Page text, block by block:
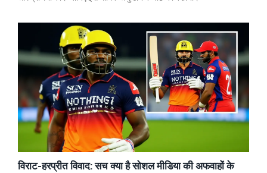
विराट-हरप्रीत विवाद: सच क्या है सोशल मीडिया की अफवाहों के